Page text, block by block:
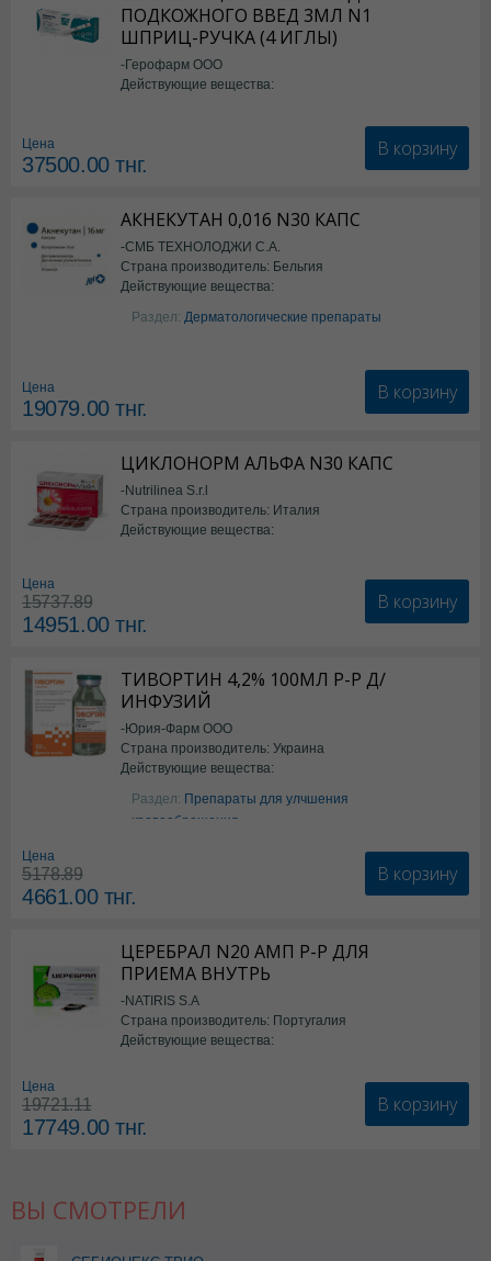
ПОДКОЖНОГО ВВЕД 3МЛ N1
ШПРИЦ-РУЧКА (4 ИГЛЫ)
-Герофарм ООО
Действующие вещества:
Цена
37500.00тнг.
В корзину
АКНЕКУТАН 0,016 N30 КАПС
-СМБ ТЕХНОЛОДЖИ С.А.
Страна производитель: Бельгия
Действующие вещества:
Изотретиноин
Раздел: Дерматологические препараты
Цена
19079.00тнг.
В корзину
ЦИКЛОНОРМ АЛЬФА N30 КАПС
-Nutrilinea S.r.l
Страна производитель: Италия
Действующие вещества:
Цена
15737.89
14951.00тнг.
В корзину
ТИВОРТИН 4,2% 100МЛ Р-Р Д/
ИНФУЗИЙ
-Юрия-Фарм ООО
Страна производитель: Украина
Действующие вещества:
Аргинин
Раздел: Препараты для улчшения
кровообращения
Цена
5178.89
4661.00тнг.
В корзину
ЦЕРЕБРАЛ N20 АМП Р-Р ДЛЯ
ПРИЕМА ВНУТРЬ
-NATIRIS S.A
Страна производитель: Португалия
Действующие вещества:
Цена
19721.11
17749.00тнг.
В корзину
ВЫ СМОТРЕЛИ